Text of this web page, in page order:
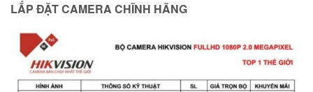
LẮP ĐẶT CAMERA CHĨNH HÃNG